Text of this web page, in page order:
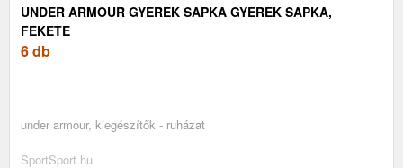
UNDER ARMOUR GYEREK SAPKA GYEREK SAPKA,
FEKETE
6 db
under armour, kiegészítők - ruházat
SportSport.hu